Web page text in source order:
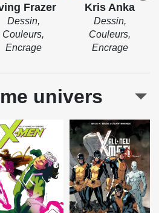
Frazer
Dessin,
Couleurs,
Encrage
Kris Anka
Dessin,
Couleurs,
Encrage
univers